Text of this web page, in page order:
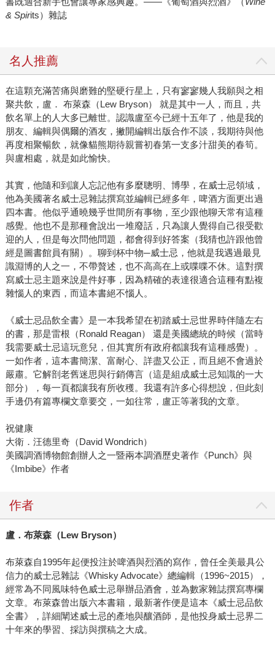
& Spirits）雜誌
名人推薦
在這顆充滿苦痛與磨難的堅硬行星上，只有寥寥幾人我願與之相
聚共飲，盧． 布萊森（Lew Bryson） 就是其中一人，而且，共
飲名單上的人大多已離世。認識盧至今已經十五年了，他是我的
朋友、編輯與偶爾的酒友，撇開編輯出版合作不談，我期待與他
再度相聚暢飲，就像貓熊期待親嘗初春第一支多汁甜美的春筍。
與盧相處，就是如此愉快。
其實，他隨和到讓人忘記他有多麼聰明、博學，在威士忌領域，
他為美國著名威士忌雜誌撰寫並編輯已經多年，啤酒方面更出過
四本書。他似乎通曉幾乎世間所有事物，至少跟他聊天常有這種
感覺。他也不是那種會說出一堆廢話，只為讓人覺得自己很受歡
迎的人，但是每次問他問題，都會得到好答案（我猜也許跟他曾
經是圖書館員有關）。聊到杯中物─威士忌，他就是我遇過最見
識淵博的人之一，不帶贅述，也不高高在上或喋喋不休。這對撰
寫威士忌主題來說是件好事，因為精確的表達很適合這種有點複
雜惱人的東西，而這本書絕不惱人。
《威士忌品飲全書》是一本我希望在初踏威士忌世界時伴隨左右
的書，那是雷根（Ronald Reagan） 還是美國總統的時候（當時
我需要威士忌這玩意兒，但其實所有政府都讓我有這種感覺）。
一如作者，這本書簡潔、富耐心、詳盡又公正，而且絕不會過於
嚴肅。它解剖老舊迷思與行銷傳言（這是組成威士忌知識的一大
部分），每一頁都讓我有所收穫。我還有許多心得想說，但此刻
手邊仍有篇專欄文章要交，一如往常，盧正等著我的文章。
祝健康
大衛．汪德里奇（David Wondrich）
美國調酒博物館創辦人之一暨兩本調酒歷史著作《Punch》與
《Imbibe》作者
作者
盧．布萊森（Lew Bryson）
布萊森自1995年起便投注於啤酒與烈酒的寫作，曾任全美最具公
信力的威士忌雜誌《Whisky Advocate》總編輯（1996~2015），
經常為不同風味特色威士忌舉辦品酒會，並為數家雜誌撰寫專欄
文章。布萊森曾出版六本書籍，最新著作便是這本《威士忌品飲
全書》，詳細闡述威士忌的產地與釀酒師，是他投身威士忌界二
十年來的學習、採訪與撰稿之大成。